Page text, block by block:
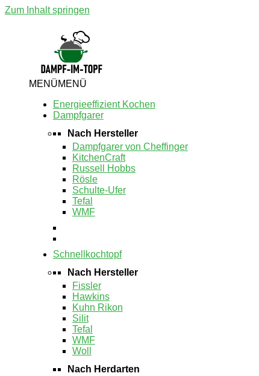
Zum Inhalt springen
MENÜMENÜ
Energieeffizient Kochen
Dampfgarer
Nach Hersteller
Dampfgarer von Cheffinger
KitchenCraft
Russell Hobbs
Rösle
Schulte-Ufer
Tefal
WMF
Schnellkochtopf
Nach Hersteller
Fissler
Hawkins
Kuhn Rikon
Silit
Tefal
WMF
Woll
Nach Herdarten